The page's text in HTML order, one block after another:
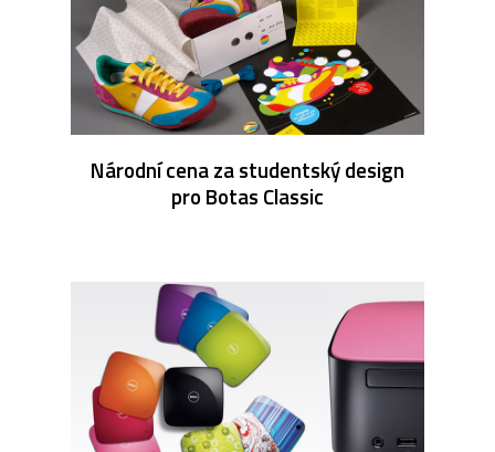
Národní cena za studentský design
pro Botas Classic